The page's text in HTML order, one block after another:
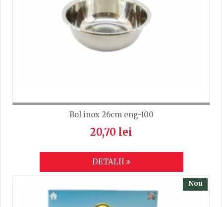
Bol inox 26cm eng-100
20,70 lei
DETALII
Nou